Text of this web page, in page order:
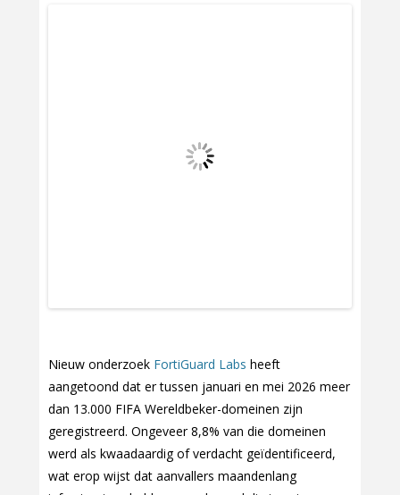
Nieuw onderzoek FortiGuard Labs heeft
aangetoond dat er tussen januari en mei 2026 meer
dan 13.000 FIFA Wereldbeker-domeinen zijn
geregistreerd. Ongeveer 8,8% van die domeinen
werd als kwaadaardig of verdacht geïdentificeerd,
wat erop wijst dat aanvallers maandenlang